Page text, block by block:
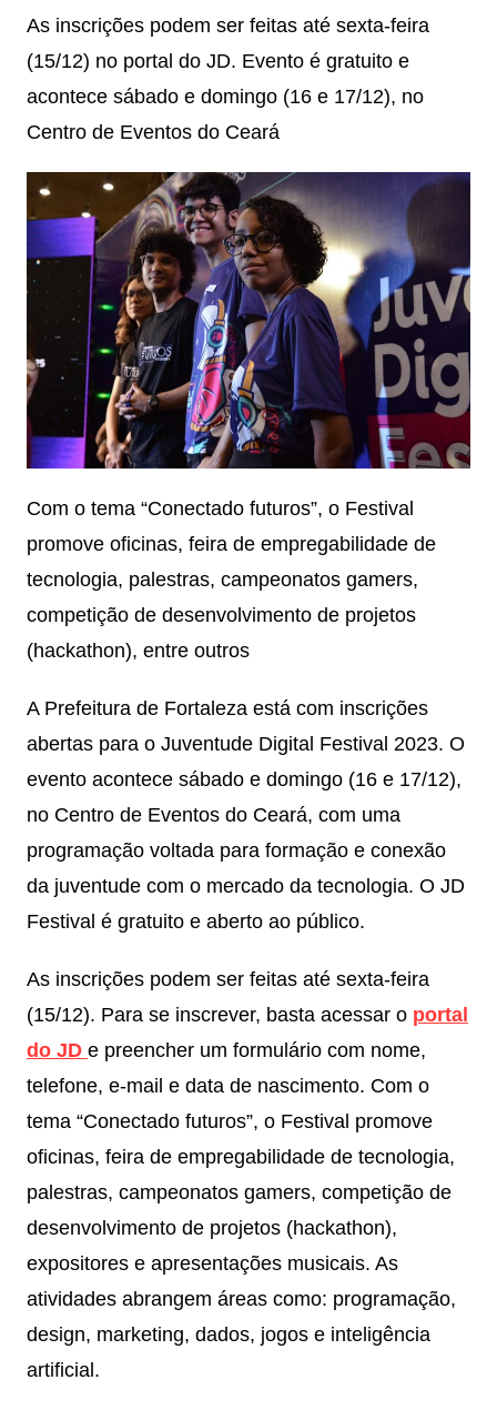
As inscrições podem ser feitas até sexta-feira
(15/12) no portal do JD. Evento é gratuito e
acontece sábado e domingo (16 e 17/12), no
Centro de Eventos do Ceará
Com o tema “Conectado futuros”, o Festival
promove oficinas, feira de empregabilidade de
tecnologia, palestras, campeonatos gamers,
competição de desenvolvimento de projetos
(hackathon), entre outros
A Prefeitura de Fortaleza está com inscrições
abertas para o Juventude Digital Festival 2023. O
evento acontece sábado e domingo (16 e 17/12),
no Centro de Eventos do Ceará, com uma
programação voltada para formação e conexão
da juventude com o mercado da tecnologia. O JD
Festival é gratuito e aberto ao público.
As inscrições podem ser feitas até sexta-feira
(15/12). Para se inscrever, basta acessar o portal
do JD e preencher um formulário com nome,
telefone, e-mail e data de nascimento. Com o
tema “Conectado futuros”, o Festival promove
oficinas, feira de empregabilidade de tecnologia,
palestras, campeonatos gamers, competição de
desenvolvimento de projetos (hackathon),
expositores e apresentações musicais. As
atividades abrangem áreas como: programação,
design, marketing, dados, jogos e inteligência
artificial.